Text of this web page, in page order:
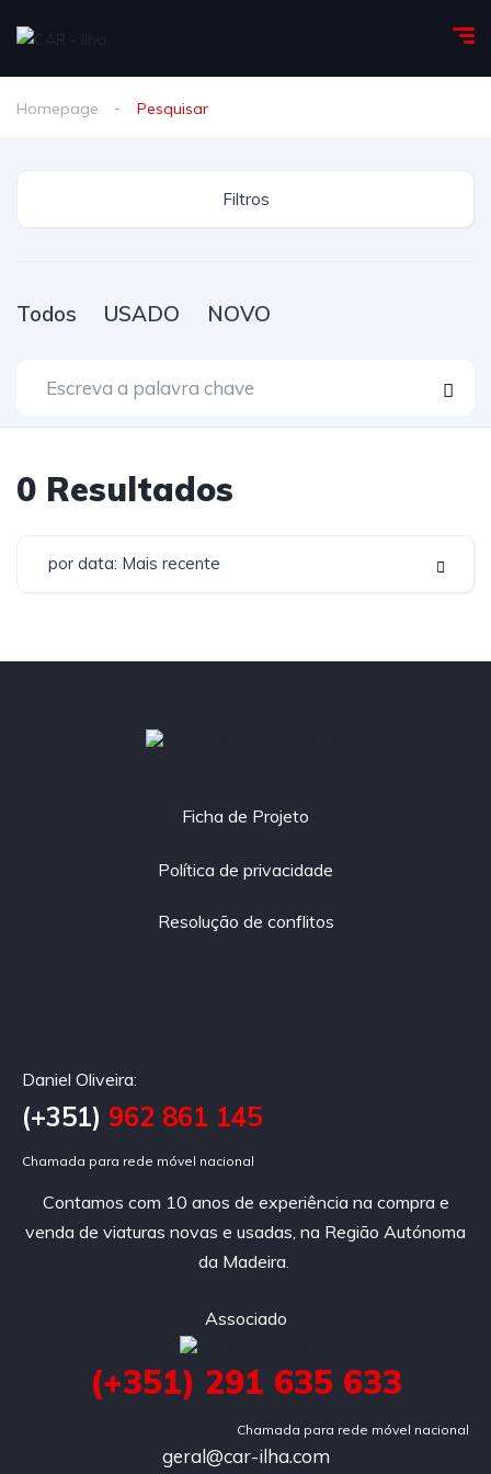
Homepage Pesquisar
Filtros
Todos USADO NOVO
0 Resultados
por data: Mais recente
Ficha de Projeto
Política de privacidade
Resolução de conflitos
Daniel Oliveira:
(+351) 962 861 145
Chamada para rede móvel nacional
Contamos com 10 anos de experiência na compra e
venda de viaturas novas e usadas, na Região Autónoma
da Madeira.
Associado
(+351) 291 635 633
Chamada para rede móvel nacional
geral@car-ilha.com